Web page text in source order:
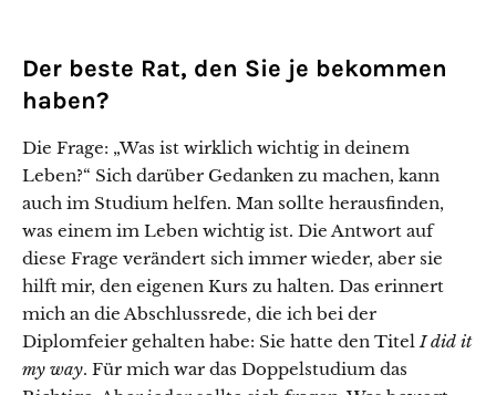
Der beste Rat, den Sie je bekommen
haben?
Die Frage: „Was ist wirklich wichtig in deinem
Leben?“ Sich darüber Gedanken zu machen, kann
auch im Studium helfen. Man sollte herausfinden,
was einem im Leben wichtig ist. Die Antwort auf
diese Frage verändert sich immer wieder, aber sie
hilft mir, den eigenen Kurs zu halten. Das erinnert
mich an die Abschlussrede, die ich bei der
Diplomfeier gehalten habe: Sie hatte den TitelI did it
my way. Für mich war das Doppelstudium das